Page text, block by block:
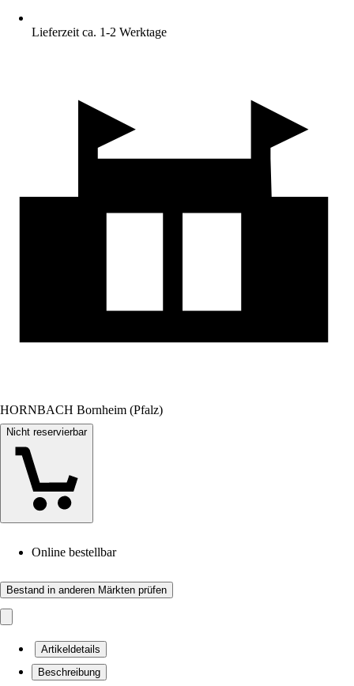
Lieferzeit ca. 1-2 Werktage
HORNBACH Bornheim (Pfalz)
Nicht reservierbar
Online bestellbar
Bestand in anderen Märkten prüfen
Artikeldetails
Beschreibung